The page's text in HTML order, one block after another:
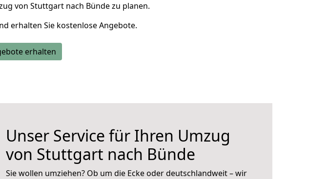
von Stuttgart nach Bünde zu planen.
erhalten Sie kostenlose Angebote.
erhalten
Unser Service für Ihren Umzug
von Stuttgart nach Bünde
Sie wollen umziehen? Ob um die Ecke oder deutschlandweit – wir